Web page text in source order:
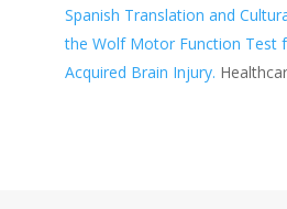
Spanish Translation and
the Wolf Motor Function Test
Acquired Brain Injury.